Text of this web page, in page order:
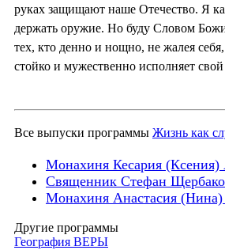
руках защищают наше Отечество. Я
держать оружие. Но буду Словом
тех, кто денно и нощно, не жалея
стойко и мужественно исполняет
Все выпуски программы Жизнь как
Монахиня Кесария
Священник Стефан
Монахиня Анастасия (Нина)
Другие программы
География ВЕРЫ